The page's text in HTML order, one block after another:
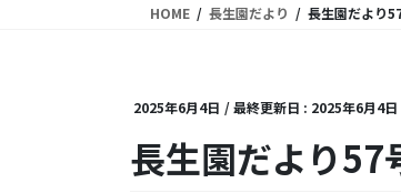
HOME 長生園だより 長生園だより
2025年6月4日 / 最終更新日 : 2025年6月4日
長生園だより57